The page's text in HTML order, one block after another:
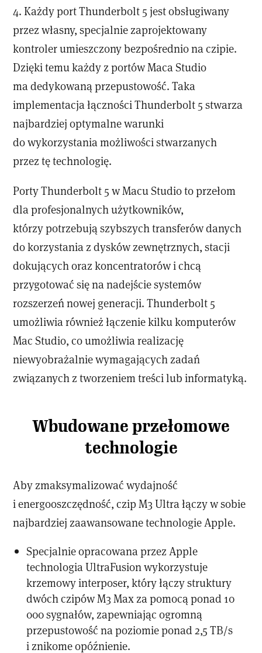
4. Każdy port Thunderbolt 5 jest obsługiwany
przez własny, specjalnie zaprojektowany
kontroler umieszczony bezpośrednio na czipie.
Dzięki temu każdy z portów Maca Studio
ma dedykowaną przepustowość. Taka
implementacja łączności Thunderbolt 5 stwarza
najbardziej optymalne warunki
do wykorzystania możliwości stwarzanych
przez tę technologię.
Porty Thunderbolt 5 w Macu Studio to przełom
dla profesjonalnych użytkowników,
którzy potrzebują szybszych transferów danych
do korzystania z dysków zewnętrznych, stacji
dokujących oraz koncentratorów i chcą
przygotować się na nadejście systemów
rozszerzeń nowej generacji. Thunderbolt 5
umożliwia również łączenie kilku komputerów
Mac Studio, co umożliwia realizację
niewyobrażalnie wymagających zadań
związanych z tworzeniem treści lub informatyką.
Wbudowane przełomowe
technologie
Aby zmaksymalizować wydajność
i energooszczędność, czip M3 Ultra łączy w sobie
najbardziej zaawansowane technologie Apple.
Specjalnie opracowana przez Apple
technologia UltraFusion wykorzystuje
krzemowy interposer, który łączy struktury
dwóch czipów M3 Max za pomocą ponad 10
000 sygnałów, zapewniając ogromną
przepustowość na poziomie ponad 2,5 TB/s
i znikome opóźnienie.